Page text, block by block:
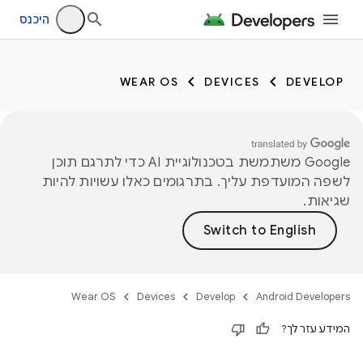
היכנס
DEVELOP
DEVICES
WEAR OS
‫Google משתמשת בטכנולוגיית AI כדי לתרגם תוכן
לשפה המועדפת עליך. בתרגומים כאלו עשויות להיות
שגיאות.
Android Developers
Develop
Devices
Wear OS
המידע עזר לך?